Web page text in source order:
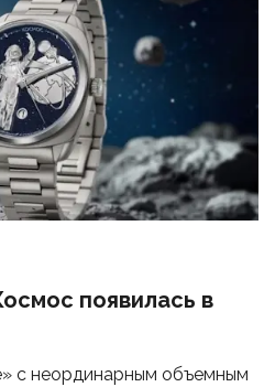
появилась в
с неординарным объемным